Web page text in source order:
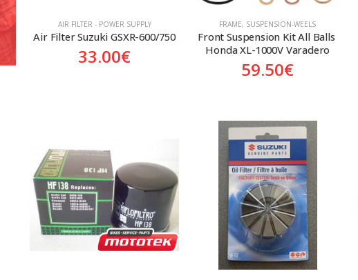
AIR FILTER - POWER SUPPLY
Air Filter Suzuki GSXR-600/750
33.00€
FRAME, SUSPENSION-WEELS
Front Suspension Kit All Balls
Honda XL-1000V Varadero
59.50€